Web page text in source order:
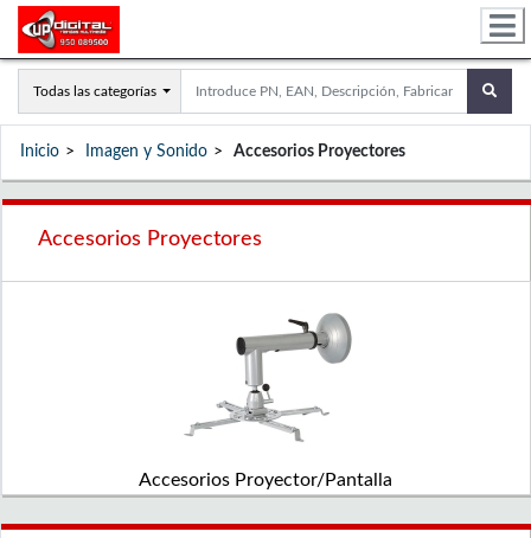
Todas las categorías
Inicio Imagen y Sonido Accesorios Proyectores
Accesorios Proyectores
Accesorios Proyector/Pantalla